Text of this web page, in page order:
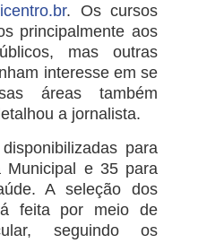
. Os cursos
principalmente aos
mas outras
interesse em se
áreas também
a jornalista.
para
Municipal e 35 para
A seleção dos
feita por meio de
seguindo os